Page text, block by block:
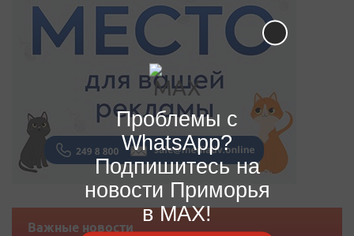
Важные новости
Проблемы с
WhatsApp?
Подпишитесь на
новости Приморья
в MAX!